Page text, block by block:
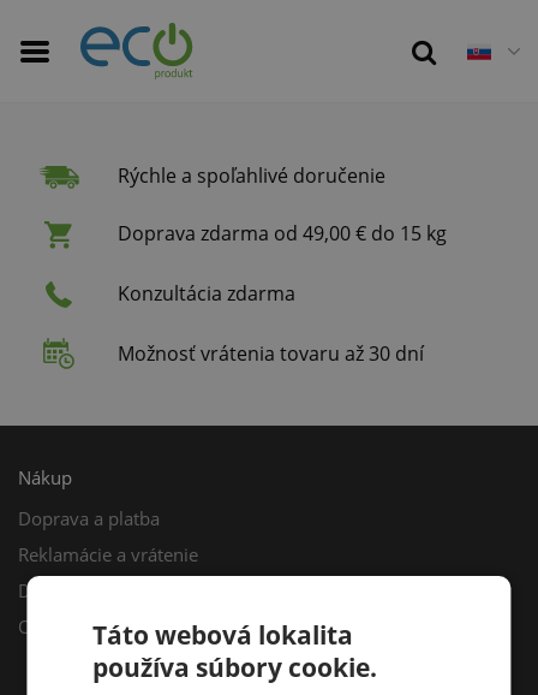
Rýchle a spoľahlivé doručenie
Doprava zdarma od 49,00 € do 15 kg
Konzultácia zdarma
Možnosť vrátenia tovaru až 30 dní
Nákup
Doprava a platba
Reklamácie a vrátenie
Darčekový poukaz
Odberné miestaTáto webová lokalita
používa súbory cookie.